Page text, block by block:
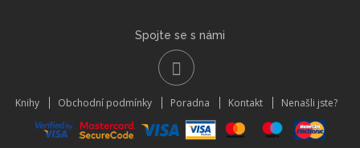
Spojte se s námi
Knihy Obchodní podmínky Poradna Kontakt Nenašli jste?